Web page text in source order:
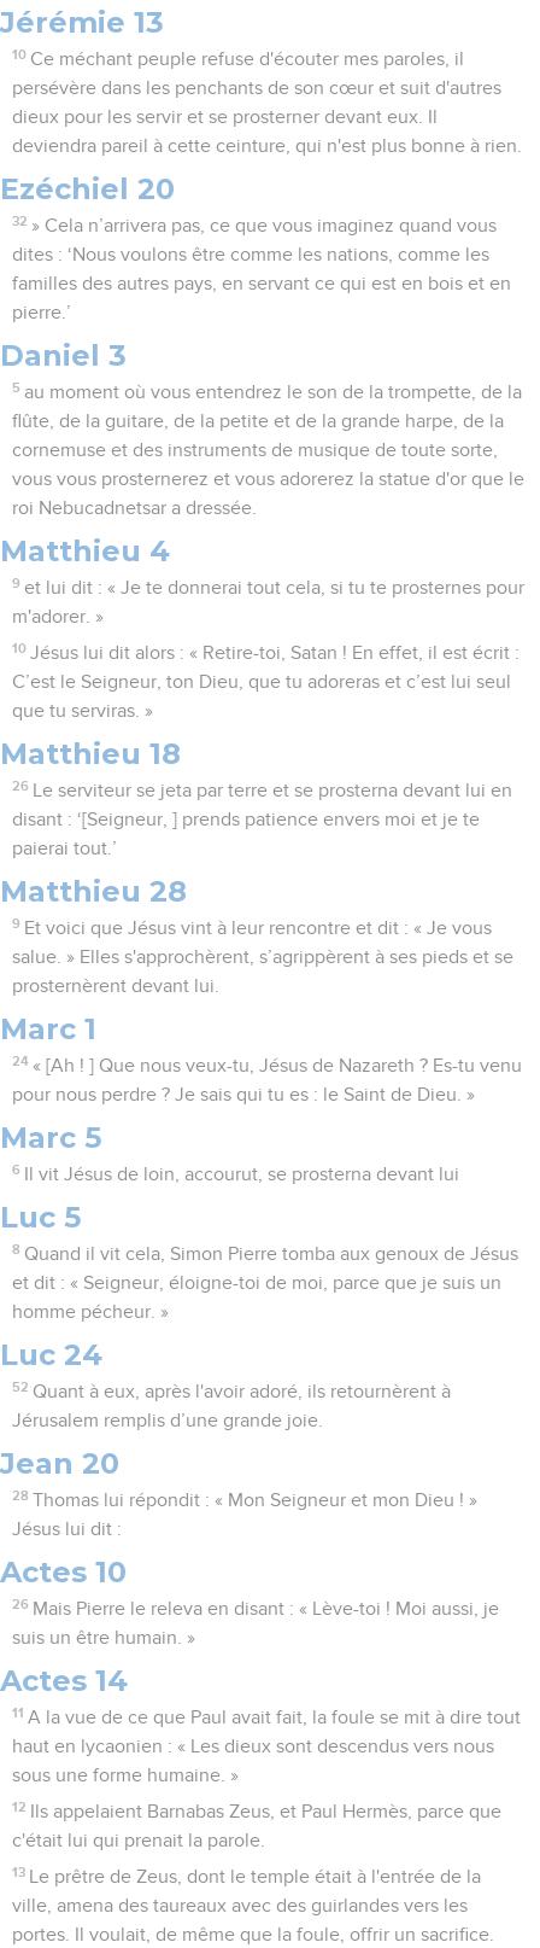
Jérémie 13
10 Ce méchant peuple refuse d'écouter mes paroles, il
persévère dans les penchants de son cœur et suit d'autres
dieux pour les servir et se prosterner devant eux. Il
deviendra pareil à cette ceinture, qui n'est plus bonne à rien.
Ezéchiel 20
32 » Cela n’arrivera pas, ce que vous imaginez quand vous
dites : ‘Nous voulons être comme les nations, comme les
familles des autres pays, en servant ce qui est en bois et en
pierre.’
Daniel 3
5 au moment où vous entendrez le son de la trompette, de la
flûte, de la guitare, de la petite et de la grande harpe, de la
cornemuse et des instruments de musique de toute sorte,
vous vous prosternerez et vous adorerez la statue d'or que le
roi Nebucadnetsar a dressée.
Matthieu 4
9 et lui dit : « Je te donnerai tout cela, si tu te prosternes pour
m'adorer. »
10 Jésus lui dit alors : « Retire-toi, Satan ! En effet, il est écrit :
C’est le Seigneur, ton Dieu, que tu adoreras et c’est lui seul
que tu serviras. »
Matthieu 18
26
Le serviteur se jeta par terre et se prosterna devant lui en
disant : ‘[Seigneur, ] prends patience envers moi et je te
paierai tout.’
Matthieu 28
9 Et voici que Jésus vint à leur rencontre et dit : « Je vous
salue. » Elles s'approchèrent, s’agrippèrent à ses pieds et se
prosternèrent devant lui.
Marc 1
24 « [Ah ! ] Que nous veux-tu, Jésus de Nazareth ? Es-tu venu
pour nous perdre ? Je sais qui tu es : le Saint de Dieu. »
Marc 5
6 Il vit Jésus de loin, accourut, se prosterna devant lui
Luc 5
8 Quand il vit cela, Simon Pierre tomba aux genoux de Jésus
et dit : « Seigneur, éloigne-toi de moi, parce que je suis un
homme pécheur. »
Luc 24
52 Quant à eux, après l'avoir adoré, ils retournèrent à
Jérusalem remplis d’une grande joie.
Jean 20
28 Thomas lui répondit : « Mon Seigneur et mon Dieu ! »
Jésus lui dit :
Actes 10
26 Mais Pierre le releva en disant : « Lève-toi ! Moi aussi, je
suis un être humain. »
Actes 14
11 A la vue de ce que Paul avait fait, la foule se mit à dire tout
haut en lycaonien : « Les dieux sont descendus vers nous
sous une forme humaine. »
12
Ils appelaient Barnabas Zeus, et Paul Hermès, parce que
c'était lui qui prenait la parole.
13
Le prêtre de Zeus, dont le temple était à l'entrée de la
ville, amena des taureaux avec des guirlandes vers les
portes. Il voulait, de même que la foule, offrir un sacrifice.